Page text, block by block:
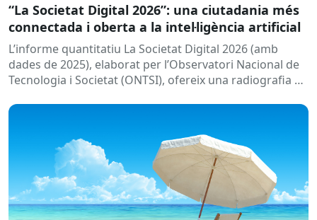
“La Societat Digital 2026”: una ciutadania més
connectada i oberta a la intel·ligència artificial
L’informe quantitatiu La Societat Digital 2026 (amb
dades de 2025), elaborat per l’Observatori Nacional de
Tecnologia i Societat (ONTSI), ofereix una radiografia de